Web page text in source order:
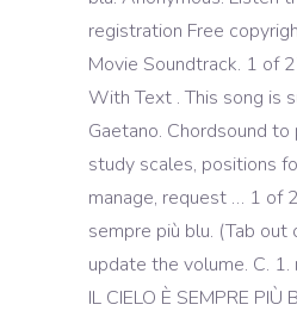
registration Free
Movie Soundtrack. 1 of
With Text . This song is
Gaetano. Chordsound to
study scales, positions
manage, request … 1 of
sempre più blu. (Tab
update the volume. C.
IL CIELO È SEMPRE PIÙ